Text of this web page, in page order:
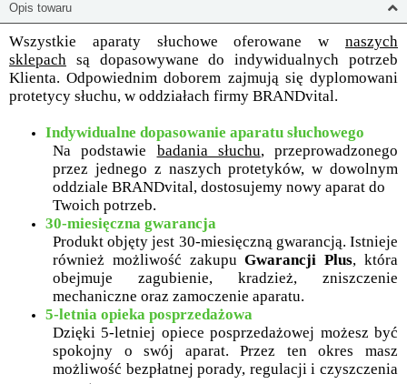
Opis towaru
Wszystkie aparaty słuchowe oferowane w naszych
sklepach są dopasowywane do indywidualnych potrzeb
Klienta. Odpowiednim doborem zajmują się dyplomowani
protetycy słuchu, w oddziałach firmy BRANDvital.
Indywidualne dopasowanie aparatu słuchowego
Na podstawie badania słuchu, przeprowadzonego
przez jednego z naszych protetyków, w dowolnym
oddziale BRANDvital, dostosujemy nowy aparat do
Twoich potrzeb.
30-miesięczna gwarancja
Produkt objęty jest 30-miesięczną gwarancją. Istnieje
również możliwość zakupuGwarancji Plus, która
obejmuje zagubienie, kradzież, zniszczenie
mechaniczne oraz zamoczenie aparatu.
5-letnia opieka posprzedażowa
Dzięki 5-letniej opiece posprzedażowej możesz być
spokojny o swój aparat. Przez ten okres masz
możliwość bezpłatnej porady, regulacji i czyszczenia